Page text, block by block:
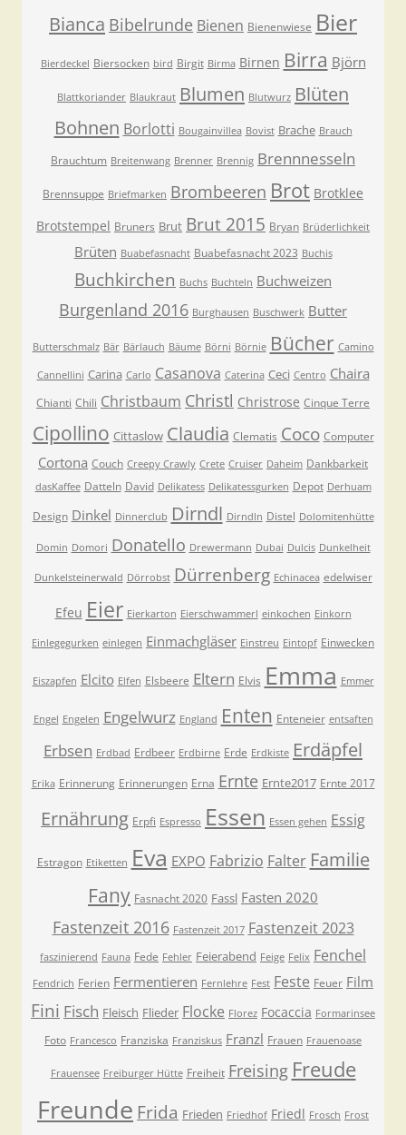
Bianca Bibelrunde Bienen Bienenwiese Bier
Bierdeckel Biersocken bird Birgit Birma Birnen Birra Björn
Blattkoriander Blaukraut Blumen Blutwurz Blüten
Bohnen Borlotti Bougainvillea Bovist Brache Brauch
Brauchtum Breitenwang Brenner Brennig Brennnesseln
Brennsuppe Briefmarken Brombeeren Brot Brotklee
Brotstempel Bruners Brut Brut 2015 Bryan Brüderlichkeit
Brüten Buabefasnacht Buabefasnacht 2023 Buchis
Buchkirchen Buchs Buchteln Buchweizen
Burgenland 2016 Burghausen Buschwerk Butter
Butterschmalz Bär Bärlauch Bäume Börni Börnie Bücher Camino
Cannellini Carina Carlo Casanova Caterina Ceci Centro Chaira
Chianti Chili Christbaum Christl Christrose Cinque Terre
Cipollino Cittaslow Claudia Clematis Coco Computer
Cortona Couch Creepy Crawly Crete Cruiser Daheim Dankbarkeit
dasKaffee Datteln David Delikatess Delikatessgurken Depot Derhuam
Design Dinkel Dinnerclub Dirndl Dirndln Distel Dolomitenhütte
Domin Domori Donatello Drewermann Dubai Dulcis Dunkelheit
Dunkelsteinerwald Dörrobst Dürrenberg Echinacea edelwiser
Efeu Eier Eierkarton Eierschwammerl einkochen Einkorn
Einlegegurken einlegen Einmachgläser Einstreu Eintopf Einwecken
Eiszapfen Elcito Elfen Elsbeere Eltern Elvis Emma Emmer
Engel Engelen Engelwurz England Enten Enteneier entsaften
Erbsen Erdbad Erdbeer Erdbirne Erde Erdkiste Erdäpfel
Erika Erinnerung Erinnerungen Erna Ernte Ernte2017 Ernte 2017
Ernährung Erpfi Espresso Essen Essen gehen Essig
Estragon Etiketten Eva EXPO Fabrizio Falter Familie
Fany Fasnacht 2020 Fassl Fasten 2020
Fastenzeit 2016 Fastenzeit 2017 Fastenzeit 2023
faszinierend Fauna Fede Fehler Feierabend Feige Felix Fenchel
Fendrich Ferien Fermentieren Fernlehre Fest Feste Feuer Film
Fini Fisch Fleisch Flieder Flocke Florez Focaccia Formarinsee
Foto Francesco Franziska Franziskus Franzl Frauen Frauenoase
Frauensee Freiburger Hütte Freiheit Freising Freude
Freunde Frida Frieden Friedhof Friedl Frosch Frost